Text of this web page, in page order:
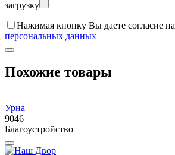
загрузку
Нажимая кнопку Вы даете согласие на
персональных данных
Похожие товары
Урна
9046
Благоустройство